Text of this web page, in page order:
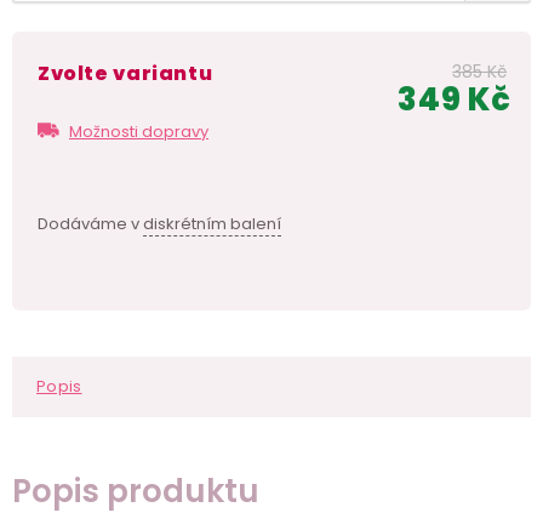
Zvolte variantu
Možnosti dopravy
Dodáváme vdiskrétním balení
385 Kč
349 Kč
Popis
Popis produktu